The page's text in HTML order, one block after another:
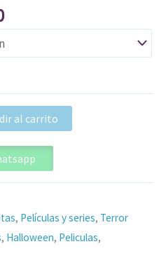
al carrito
, Películas y series, Terror
, Halloween, Peliculas,